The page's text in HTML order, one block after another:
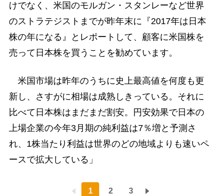
けでなく、米国のモルガン・スタンレーなど世界
のストラテジストまでが昨年末に『2017年は日本
株の年になる』とレポートして、顧客に米国株を
売って日本株を買うことを勧めています。
米国市場は昨年のうちに史上最高値を何度も更
新し、さすがに相場は成熟しきっている。それに
比べて日本株はまだまだ割安。円安効果で日本の
上場企業の今年3月期の純利益は7％増と予測さ
れ、1株当たり利益は世界のどの地域よりも速いペ
ースで拡大している」
1 2 3